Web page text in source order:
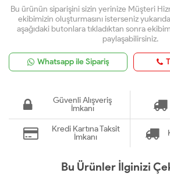
Bu ürünün siparişini sizin yerinize Müşteri
ekibimizin oluşturmasını isterseniz
aşağıdaki butonlara tıkladıktan sonra
paylaşabilirsiniz.
Whatsapp ile Sipariş
Güvenli Alışveriş
İmkanı
Kredi Kartına Taksit
İmkanı
Bu Ürünler İlginizi